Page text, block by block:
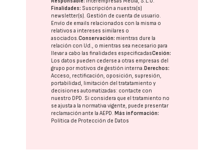
Finalidades: Suscripción a nuestra(s)
newsletter(s). Gestión de cuenta de usuario.
Envío de emails relacionados con la misma o
relativos a intereses similares o
asociados.Conservación: mientras dure la
relación con Ud., o mientras sea necesario para
llevar a cabo las finalidades especificadasCesión:
Los datos pueden cederse a otras empresas del
grupo por motivos de gestión interna. Derechos:
Acceso, rectificación, oposición, supresión,
portabilidad, limitación del tratatamiento y
decisiones automatizadas: contacte con
nuestro DPD. Si considera que el tratamiento no
se ajusta a la normativa vigente, puede presentar
reclamación ante laAEPD. Más información:
Política de Protección de Datos